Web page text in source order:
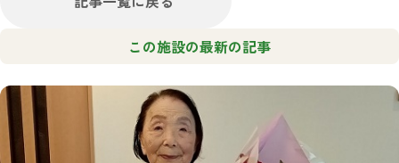
この施設の最新の記事